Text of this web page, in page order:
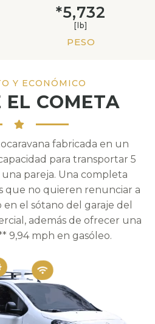
*5,732
[lb]
PESO
Y ECONÓMICO
EL COMETA
fabricada en un
para transportar 5
una pareja. Una completa
que no quieren renunciar a
el sótano del garaje del
además de ofrecer una
9,94 mph en gasóleo.